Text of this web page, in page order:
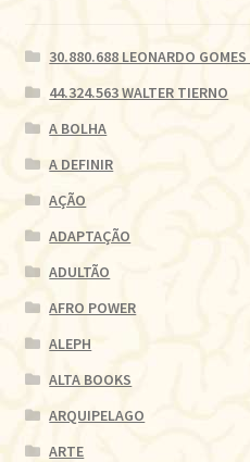
30.880.688 LEONARDO
44.324.563 WALTER TIERNO
A BOLHA
A DEFINIR
AÇÃO
ADAPTAÇÃO
ADULTÃO
AFRO POWER
ALEPH
ALTA BOOKS
ARQUIPELAGO
ARTE